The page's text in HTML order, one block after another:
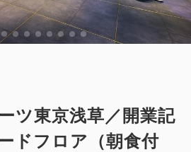
ツ東京浅草／開業記
ドフロア（朝食付